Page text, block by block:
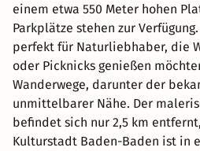
einem etwa 550 Meter hohen
Parkplätze stehen zur
perfekt für Naturliebhaber, die
oder Picknicks genießen
Wanderwege, darunter der
unmittelbarer Nähe. Der
befindet sich nur 2,5 km
Kulturstadt Baden-Baden ist in